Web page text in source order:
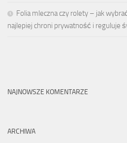
Folia mleczna czy rolety – jak
najlepiej chroni prywatność i reguluje
NAJNOWSZE KOMENTARZE
ARCHIWA